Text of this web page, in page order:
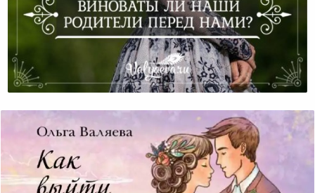
Виноваты Ли Наши Родители Перед Нами?